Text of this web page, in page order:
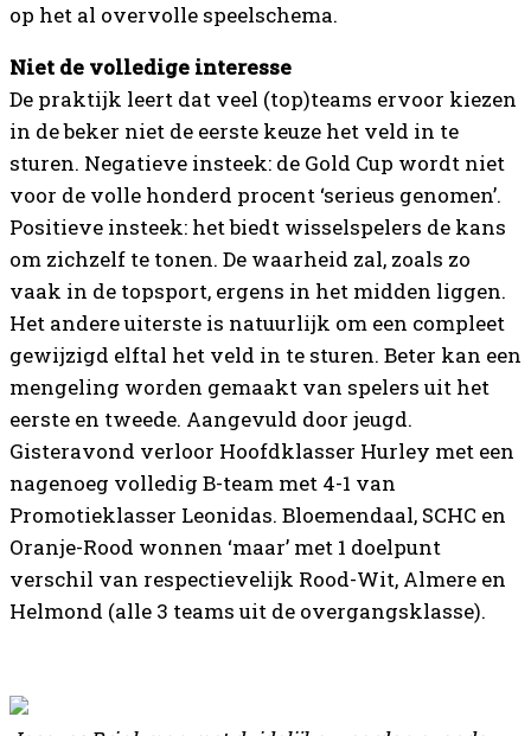
op het al overvolle speelschema.
Niet de volledige interesse
De praktijk leert dat veel (top)teams ervoor kiezen
in de beker niet de eerste keuze het veld in te
sturen. Negatieve insteek: de Gold Cup wordt niet
voor de volle honderd procent ‘serieus genomen’.
Positieve insteek: het biedt wisselspelers de kans
om zichzelf te tonen. De waarheid zal, zoals zo
vaak in de topsport, ergens in het midden liggen.
Het andere uiterste is natuurlijk om een compleet
gewijzigd elftal het veld in te sturen. Beter kan een
mengeling worden gemaakt van spelers uit het
eerste en tweede. Aangevuld door jeugd.
Gisteravond verloor Hoofdklasser Hurley met een
nagenoeg volledig B-team met 4-1 van
Promotieklasser Leonidas. Bloemendaal, SCHC en
Oranje-Rood wonnen ‘maar’ met 1 doelpunt
verschil van respectievelijk Rood-Wit, Almere en
Helmond (alle 3 teams uit de overgangsklasse).